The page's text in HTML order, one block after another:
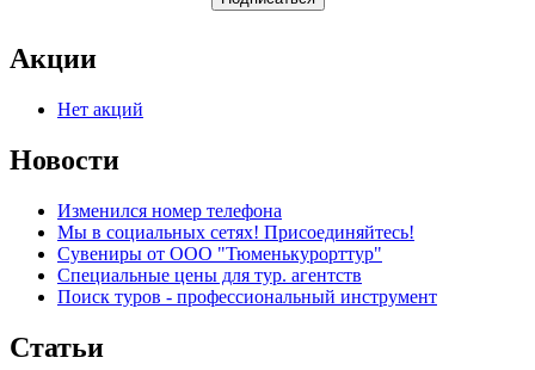
Акции
Нет акций
Новости
Изменился номер телефона
Мы в социальных сетях! Присоединяйтесь!
Сувениры от ООО "Тюменькурорттур"
Специальные цены для тур. агентств
Поиск туров - профессиональный инструмент
Статьи